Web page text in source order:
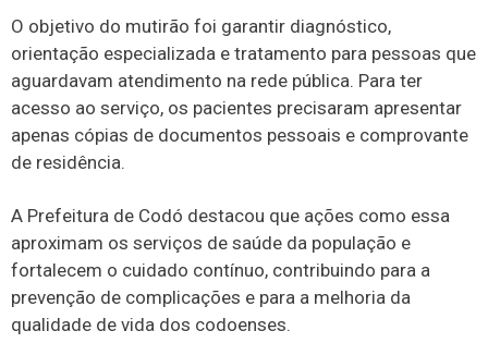
O objetivo do mutirão foi garantir diagnóstico,
orientação especializada e tratamento para pessoas que
aguardavam atendimento na rede pública. Para ter
acesso ao serviço, os pacientes precisaram apresentar
apenas cópias de documentos pessoais e comprovante
de residência.
A Prefeitura de Codó destacou que ações como essa
aproximam os serviços de saúde da população e
fortalecem o cuidado contínuo, contribuindo para a
prevenção de complicações e para a melhoria da
qualidade de vida dos codoenses.